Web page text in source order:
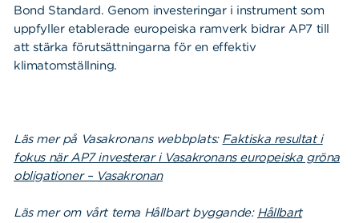
Bond Standard. Genom investeringar i instrument som
uppfyller etablerade europeiska ramverk bidrar AP7 till
att stärka förutsättningarna för en effektiv
klimatomställning.
Läs mer på Vasakronans webbplats: Faktiska resultat i
fokus när AP7 investerar i Vasakronans europeiska gröna
obligationer – Vasakronan
Läs mer om vårt tema Hållbart byggande: Hållbart